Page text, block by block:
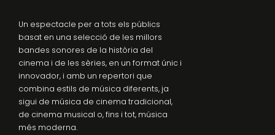
Un espectacle per a tots els públics
basat en una selecció de les millors
bandes sonores de la història del
cinema i de les sèries, en un format únic i
innovador, i amb un repertori que
combina estils de música diferents, ja
sigui de música de cinema tradicional,
de cinema musical o, fins i tot, música
més moderna.